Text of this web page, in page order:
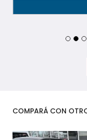
COMPARÁ CON